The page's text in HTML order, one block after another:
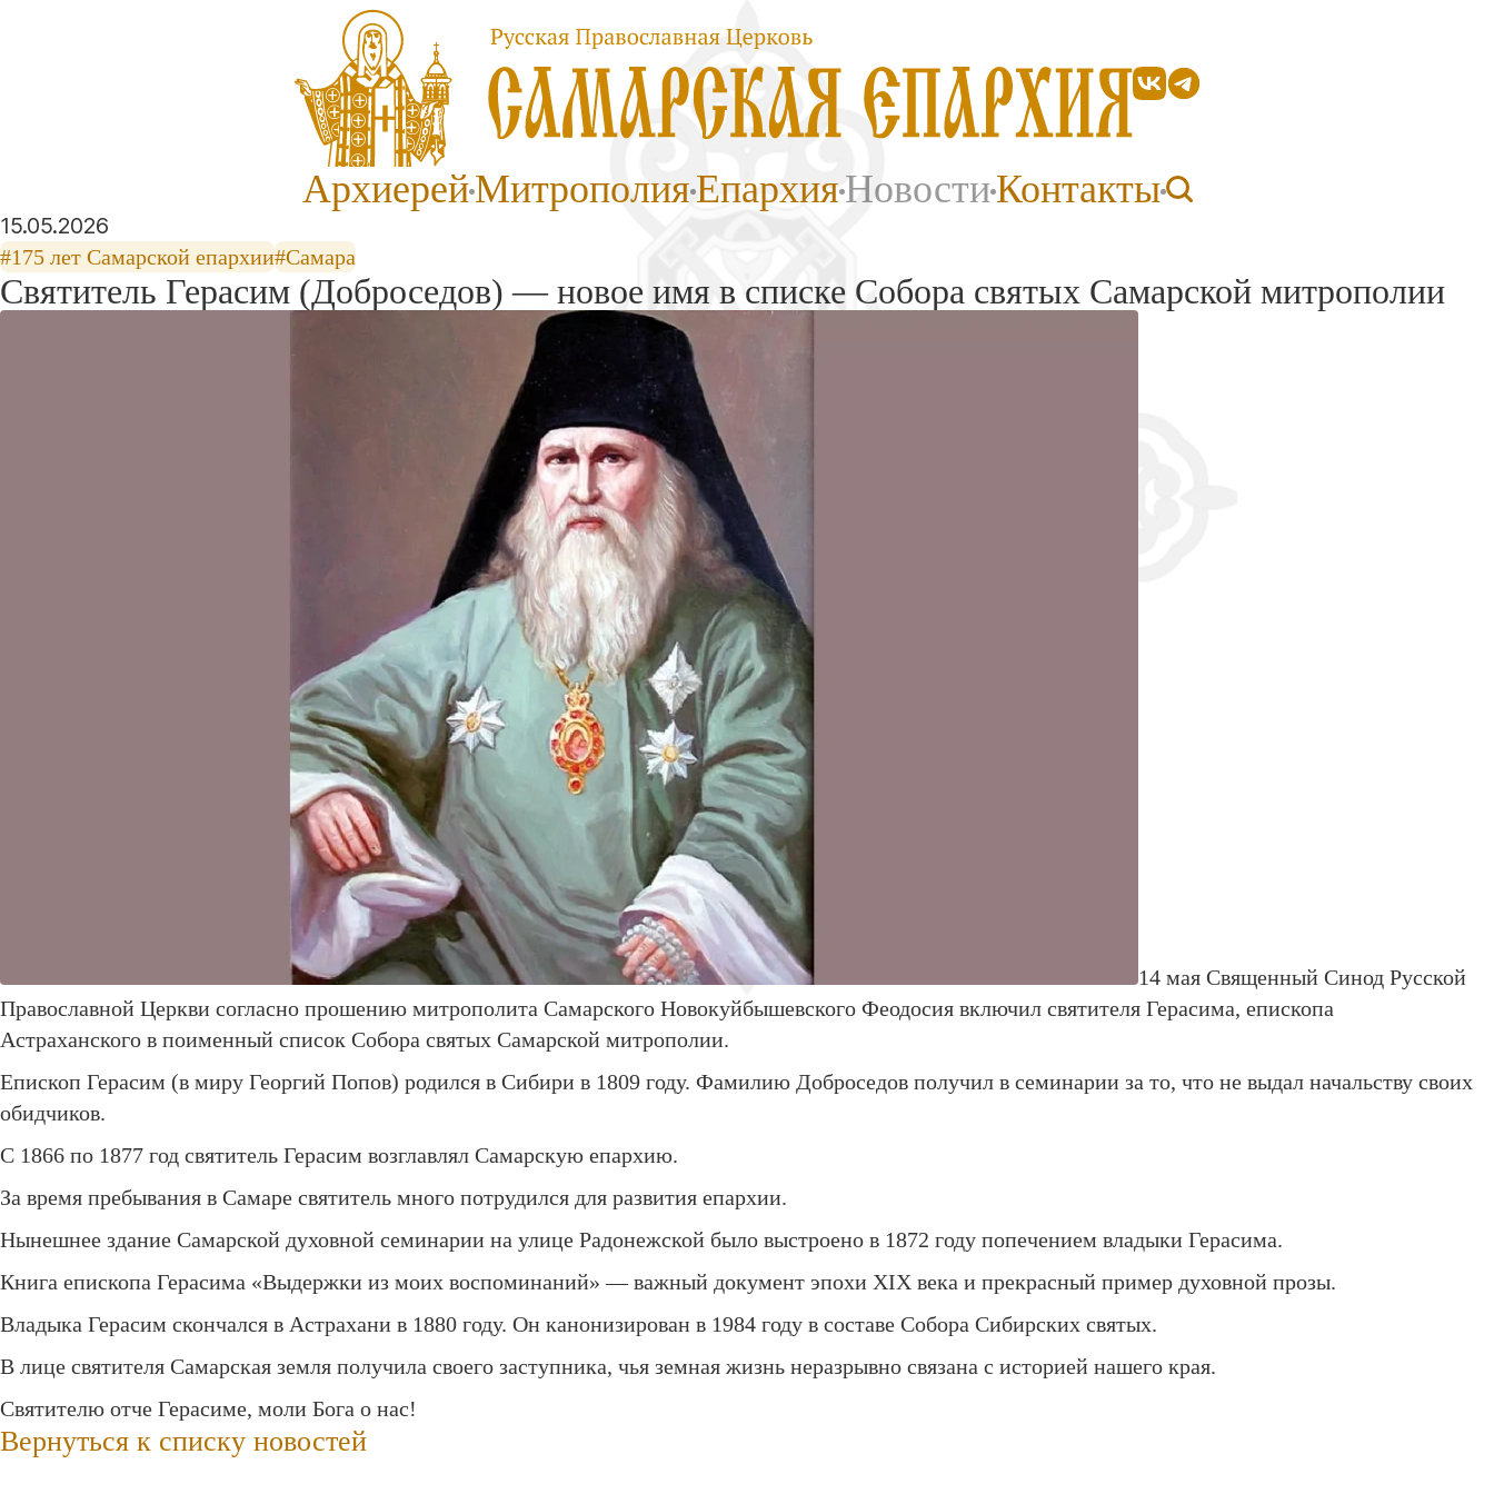
АрхиерейМитрополияЕпархияНовостиКонтакты
15.05.2026
#175 лет Самарской епархии#Самара
Святитель Герасим (Доброседов) — новое имя в списке Собора святых Самарской митрополии
14 мая Священный Синод Русской
Православной Церкви согласно прошению митрополита Самарского Новокуйбышевского Феодосия включил святителя Герасима, епископа
Астраханского в поименный список Собора святых Самарской митрополии.
Епископ Герасим (в миру Георгий Попов) родился в Сибири в 1809 году. Фамилию Доброседов получил в семинарии за то, что не выдал начальству своих
обидчиков.
С 1866 по 1877 год святитель Герасим возглавлял Самарскую епархию.
За время пребывания в Самаре святитель много потрудился для развития епархии.
Нынешнее здание Самарской духовной семинарии на улице Радонежской было выстроено в 1872 году попечением владыки Герасима.
Книга епископа Герасима «Выдержки из моих воспоминаний» — важный документ эпохи XIX века и прекрасный пример духовной прозы.
Владыка Герасим скончался в Астрахани в 1880 году. Он канонизирован в 1984 году в составе Собора Сибирских святых.
В лице святителя Самарская земля получила своего заступника, чья земная жизнь неразрывно связана с историей нашего края.
Святителю отче Герасиме, моли Бога о нас!
Вернуться к списку новостей